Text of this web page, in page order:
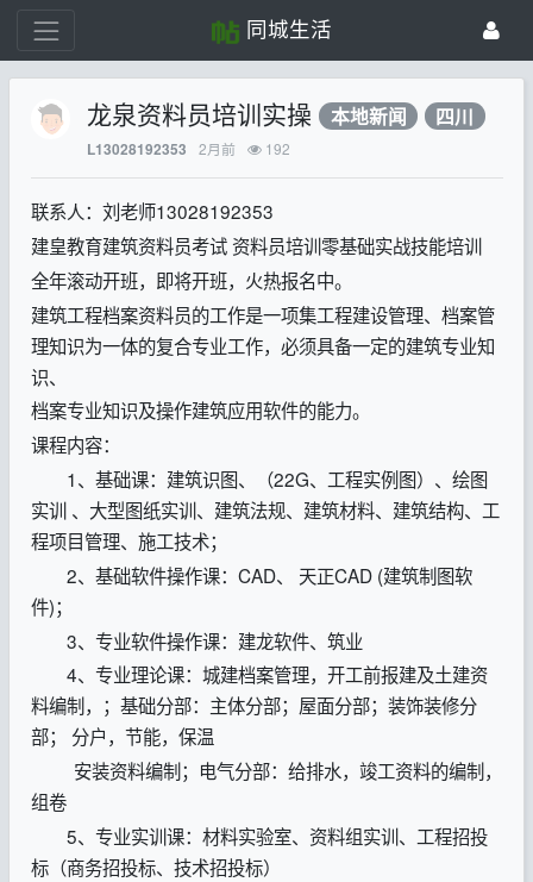
同城生活
龙泉资料员培训实操 本地新闻 四川
L13028192353 2月前 192
联系人：刘老师13028192353
建皇教育建筑资料员考试 资料员培训零基础实战技能培训
全年滚动开班，即将开班，火热报名中。
建筑工程档案资料员的工作是一项集工程建设管理、档案管
理知识为一体的复合专业工作，必须具备一定的建筑专业知
识、
档案专业知识及操作建筑应用软件的能力。
课程内容：
1、基础课：建筑识图、（22G、工程实例图）、绘图
实训 、大型图纸实训、建筑法规、建筑材料、建筑结构、工
程项目管理、施工技术；
2、基础软件操作课：CAD、 天正CAD (建筑制图软
件)；
3、专业软件操作课：建龙软件、筑业
4、专业理论课：城建档案管理，开工前报建及土建资
料编制，；基础分部：主体分部；屋面分部；装饰装修分
部； 分户，节能，保温
安装资料编制；电气分部：给排水，竣工资料的编制，
组卷
5、专业实训课：材料实验室、资料组实训、工程招投
标（商务招投标、技术招投标）